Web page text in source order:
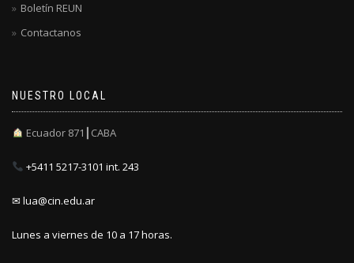
Boletín REUN
Contactanos
NUESTRO LOCAL
Ecuador 871┃CABA
+5411 5217-3101 int. 243
✉ lua@cin.edu.ar
Lunes a viernes de 10 a 17 horas.